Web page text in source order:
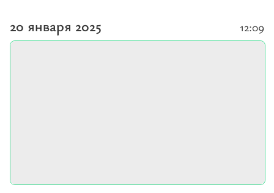
20 января 2025 12:09